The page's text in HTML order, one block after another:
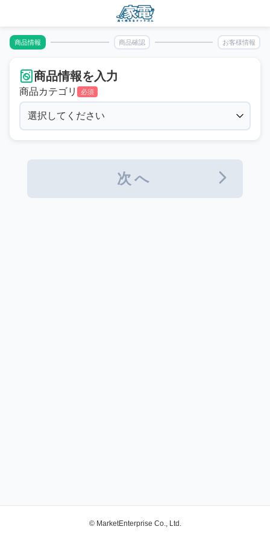
商品情報 商品確認 お客様情報
商品情報を入力
商品カテゴリ 必須
次へ
© MarketEnterprise Co., Ltd.